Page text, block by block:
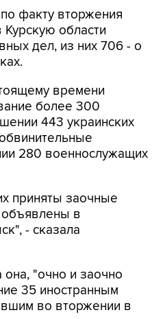
факту вторжения
области
дел, из них 706 - о
времени
более 300
443 украинских
280 военнослужащих
приняты заочные
в
- сказала
"очно и заочно
35 иностранным
во вторжении в